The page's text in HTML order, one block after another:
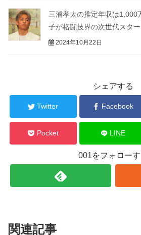
三浦孝太の推定年収は1,000
子が格闘技界の次世代スター
2024年10月22日
シェアする
Twitter Facebook
Pocket LINE
001をフォローす
関連記事